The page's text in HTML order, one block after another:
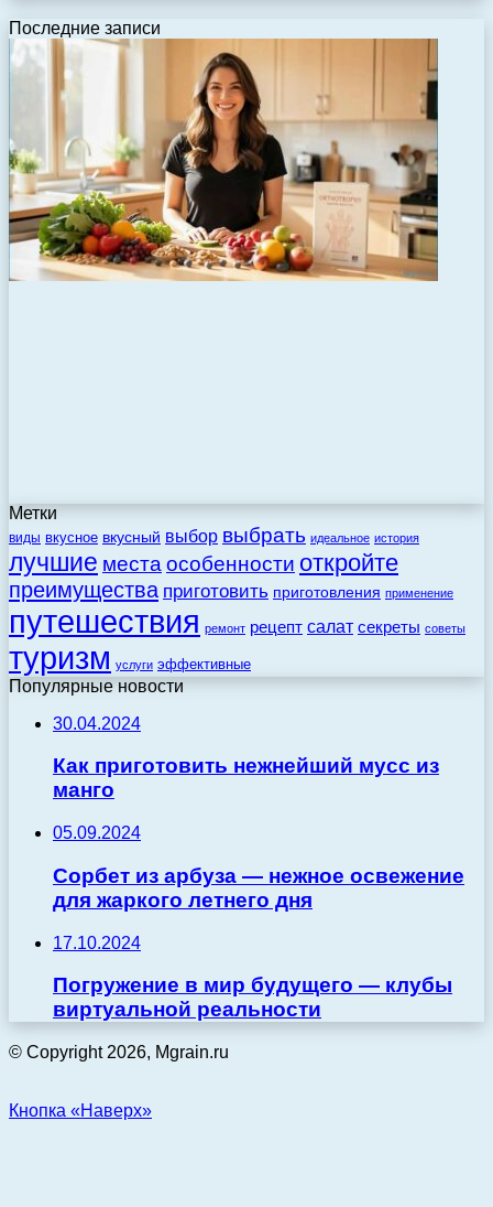
Последние записи
Метки
виды вкусное вкусный выбор выбрать идеальное история
лучшие места особенности откройте
преимущества приготовить приготовления применение
путешествия ремонт рецепт салат секреты советы
туризм услуги эффективные
Популярные новости
30.04.2024
Как приготовить нежнейший мусс из
манго
05.09.2024
Сорбет из арбуза — нежное освежение
для жаркого летнего дня
17.10.2024
Погружение в мир будущего — клубы
виртуальной реальности
© Copyright 2026, Mgrain.ru
Кнопка «Наверх»